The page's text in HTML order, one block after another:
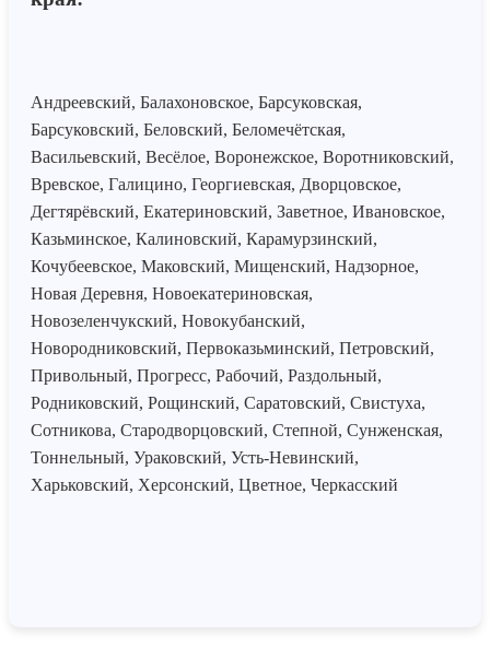
Андреевский, Балахоновское, Барсуковская,
Барсуковский, Беловский, Беломечётская,
Васильевский, Весёлое, Воронежское, Воротниковский,
Вревское, Галицино, Георгиевская, Дворцовское,
Дегтярёвский, Екатериновский, Заветное, Ивановское,
Казьминское, Калиновский, Карамурзинский,
Кочубеевское, Маковский, Мищенский, Надзорное,
Новая Деревня, Новоекатериновская,
Новозеленчукский, Новокубанский,
Новородниковский, Первоказьминский, Петровский,
Привольный, Прогресс, Рабочий, Раздольный,
Родниковский, Рощинский, Саратовский, Свистуха,
Сотникова, Стародворцовский, Степной, Сунженская,
Тоннельный, Ураковский, Усть-Невинский,
Харьковский, Херсонский, Цветное, Черкасский